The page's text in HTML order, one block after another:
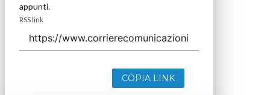
appunti.
RSS link
COPIA LINK